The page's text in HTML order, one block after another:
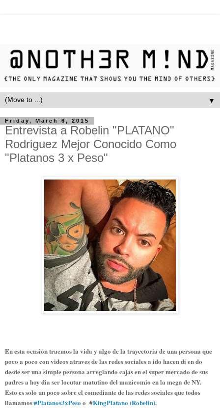
▼
Friday, March 6, 2015
Entrevista a Robelin "PLATANO"
Rodriguez Mejor Conocido Como
"Platanos 3 x Peso"
En esta ocasión traemos la vida y algo de la trayectoria de una persona que
poco a poco con videos atraves de las redes sociales a ido hacen dí en do
desde ser una simple persona arreglando cajas en el super mercado de sus
padres a hoy dia ser locutur matutino del manicomio en la mega de NY.
Esto es solo un poco sobre el comediante de las redes sociales que todos
llamamos#Platanos3xPeso o #KingPlatano (Robelin).